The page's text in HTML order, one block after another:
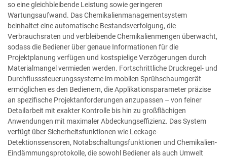
so eine gleichbleibende Leistung sowie geringeren
Wartungsaufwand. Das Chemikalienmanagementsystem
beinhaltet eine automatische Bestandsverfolgung, die
Verbrauchsraten und verbleibende Chemikalienmengen überwacht,
sodass die Bediener über genaue Informationen für die
Projektplanung verfügen und kostspielige Verzögerungen durch
Materialmangel vermieden werden. Fortschrittliche Druckregel- und
Durchflusssteuerungssysteme im mobilen Sprühschaumgerät
ermöglichen es den Bedienern, die Applikationsparameter präzise
an spezifische Projektanforderungen anzupassen – von feiner
Detailarbeit mit exakter Kontrolle bis hin zu großflächigen
Anwendungen mit maximaler Abdeckungseffizienz. Das System
verfügt über Sicherheitsfunktionen wie Leckage-
Detektionssensoren, Notabschaltungsfunktionen und Chemikalien-
Eindämmungsprotokolle, die sowohl Bediener als auch Umwelt